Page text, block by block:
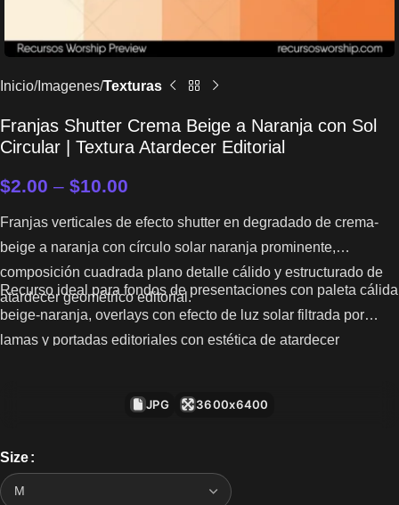
Inicio Imagenes Texturas
Franjas Shutter Crema Beige a Naranja con Sol
Circular | Textura Atardecer Editorial
$2.00 – $10.00
Franjas verticales de efecto shutter en degradado de crema-
beige a naranja con círculo solar naranja prominente,
composición cuadrada plano detalle cálido y estructurado de
atardecer geométrico editorial.
Recurso ideal para fondos de presentaciones con paleta cálida
beige-naranja, overlays con efecto de luz solar filtrada por
lamas y portadas editoriales con estética de atardecer
JPG 3600x6400
Size